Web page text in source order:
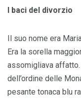
I baci del divorzio
Il suo nome era
Era la sorella
assomigliava
dell’ordine delle
pesante tonaca blu